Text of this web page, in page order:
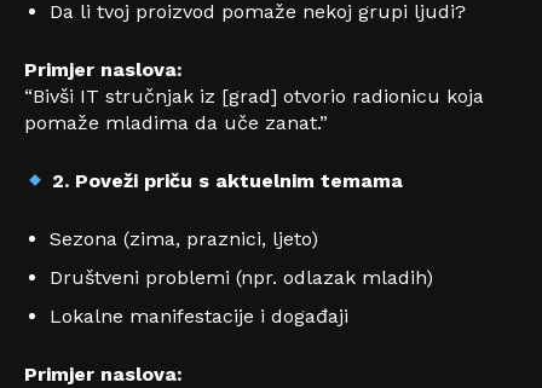
Da li tvoj proizvod pomaže nekoj grupi ljudi?
Primjer naslova:
“Bivši IT stručnjak iz [grad] otvorio radionicu koja
pomaže mladima da uče zanat.”
2. Poveži priču s aktuelnim temama
Sezona (zima, praznici, ljeto)
Društveni problemi (npr. odlazak mladih)
Lokalne manifestacije i događaji
Primjer naslova: